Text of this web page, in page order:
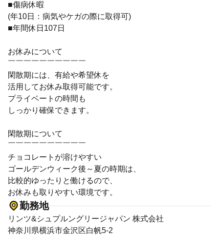
■傷病休暇
(年10日：病気やケガの際に取得可)
■年間休日107日
お休みについて
￣￣￣￣￣￣￣￣￣￣
閑散期には、有給や希望休を
活用してお休み取得可能です。
プライベートの時間も
しっかり確保できます。
閑散期について
￣￣￣￣￣￣￣￣￣￣
チョコレートが溶けやすい
ゴールデンウィーク後～夏の時期は、
比較的ゆったりと働けるので、
お休みも取りやすい環境です。
勤務地
リンツ&シュプルングリージャパン 株式会社
神奈川県横浜市金沢区白帆5-2